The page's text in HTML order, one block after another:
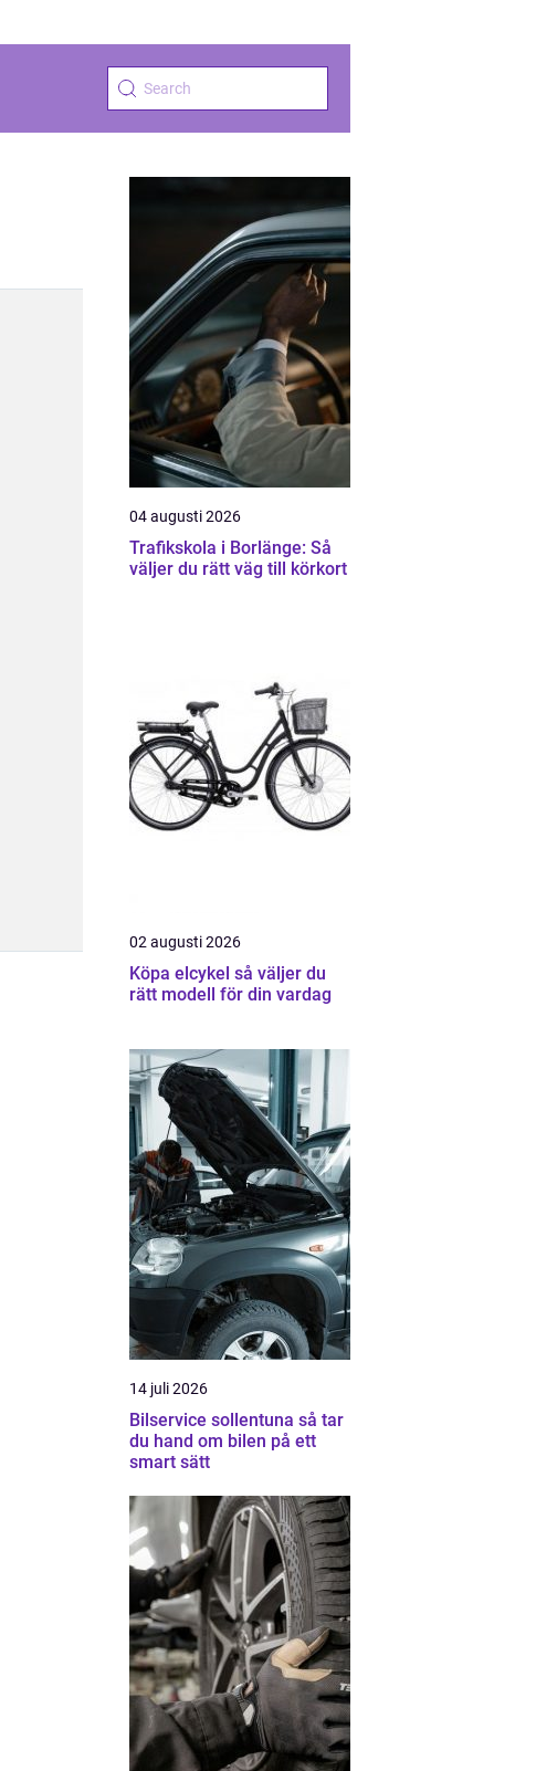
04 augusti 2026
Trafikskola i Borlänge: Så
väljer du rätt väg till körkort
02 augusti 2026
Köpa elcykel så väljer du
rätt modell för din vardag
14 juli 2026
Bilservice sollentuna så tar
du hand om bilen på ett
smart sätt